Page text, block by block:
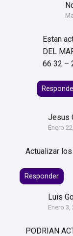
Estan
DEL
66 32 –
Jesus
Enero
Actualizar
Responder
Luis
Enero 3,
PODRIAN